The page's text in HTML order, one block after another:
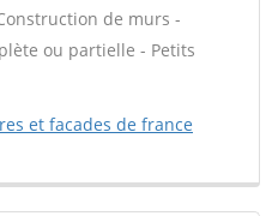
de murs -
ou partielle - Petits
et facades de france